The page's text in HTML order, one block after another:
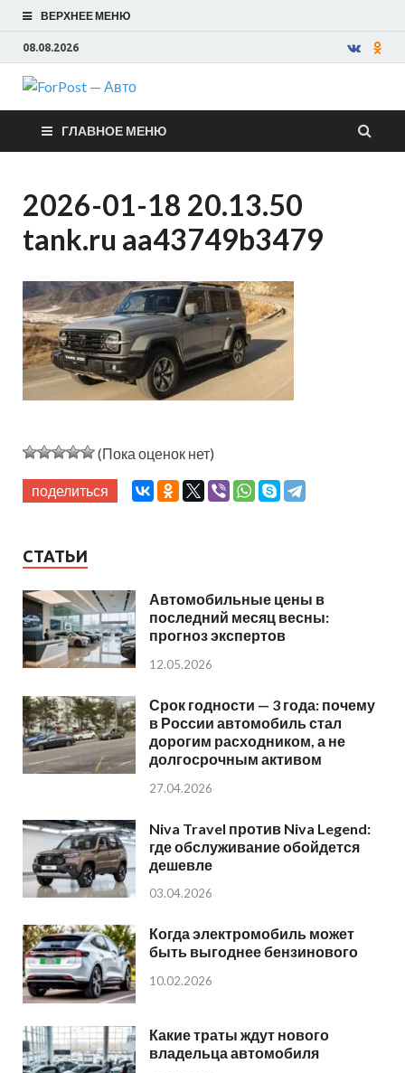
ВЕРХНЕЕ МЕНЮ
08.08.2026
ForPost —
Авто
ГЛАВНОЕ МЕНЮ
2026-01-18 20.13.50
tank.ru aa43749b3479
(Пока оценок нет)
поделиться
СТАТЬИ
Автомобильные цены в
последний месяц весны:
прогноз экспертов
12.05.2026
Срок годности — 3 года: почему
в России автомобиль стал
дорогим расходником, а не
долгосрочным активом
27.04.2026
Niva Travel против Niva Legend:
где обслуживание обойдется
дешевле
03.04.2026
Когда электромобиль может
быть выгоднее бензинового
10.02.2026
Какие траты ждут нового
владельца автомобиля